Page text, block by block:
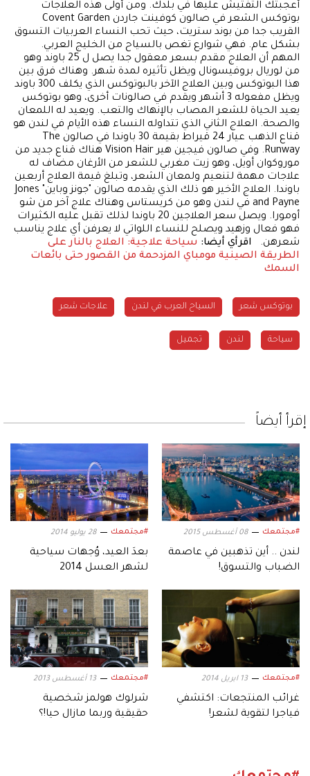
أعجبتك التفتيش عليها في بلدك. ومن أولى هذه العلاجات
بوتوكس الشعر في صالون كوفينت جاردن Covent Garden
القريب جدا من بوند ستريت، حيث تحب النساء العربيات التسوق
بشكل عام. فهي شوارع تغص بالسياح من الخليج العربي.
المهم أن العلاج مقدم بسعر معقول جدا يصل ل 25 باوند وهو
من لوريال بروفيسونال ويظل تأثيره لمدة شهر. وهناك فرق بين
هذا البوتوكس وبين العلاج الآخر بالبوتوكس الذي يكلف 300 باوند
ويظل مفعوله 3 أشهر ويقدم في صالونات أخرى، وهو بوتوكس
يعيد الحياة للشعر المصاب بالإنهاك والتعب. ويعيد له اللمعان
والصحة. العلاج الثاني الذي تتداوله النساء هذه الأيام في لندن هو
قناع الذهب عيار 24 قيراط بقيمة 30 باوندا في صالون The
Runway. وفي صالون فيجين هير Vision Hair هناك قناع جديد من
موروكوان أويل، وهو زيت مغربي للشعر من الأرغان مضاف له
علاجات مهمة لتنعيم ولمعان الشعر، وتبلغ قيمة العلاج أربعين
باوندا. العلاج الأخير هو ذلك الذي يقدمه صالون "جونز وباين" Jones
and Payne في لندن وهو من كريستاس وهناك علاج آخر من شو
أومورا. ويصل سعر العلاجين 20 باوندا لذلك تقبل عليه الكثيرات
فهو فعال وزهيد ويصلح للنساء اللواتي لا يعرفن أي علاج يناسب
شعرهن.
اقرأي أيضا: سياحة علاجية: العلاج بالنار على
الطريقة الصينية مومباي المزدحمة من القصور حتى بائعات
السمك
بوتوكس شعر السياح العرب في لندن علاجات شعر
سياحة لندن تجميل
إقرأ أيضاً
#مجتمعك 08 أغسطس 2015
لندن .. أين تذهبين في عاصمة
الضباب والتسوق!
#مجتمعك 28 يوليو 2014
بعدَ العيد، وُجهات سياحية
لشهر العسل 2014
#مجتمعك 13 ابريل 2014
غرائب المنتجعات: اكتشفي
فياجرا لتقوية لشعر!
#مجتمعك 13 أغسطس 2013
شرلوك هولمز شخصية
حقيقية وربما مازال حيا!؟